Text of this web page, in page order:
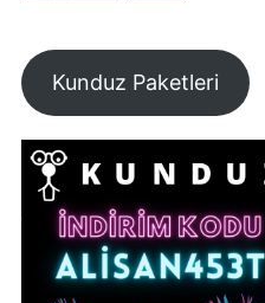
Kunduz Paketleri